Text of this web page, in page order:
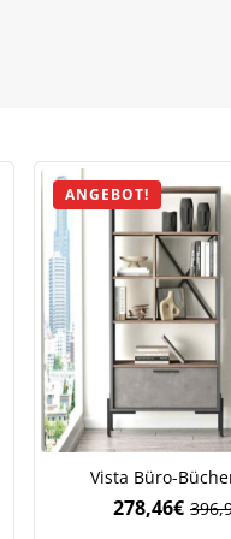
ANGEBOT!
Vista Büro-
278,46€